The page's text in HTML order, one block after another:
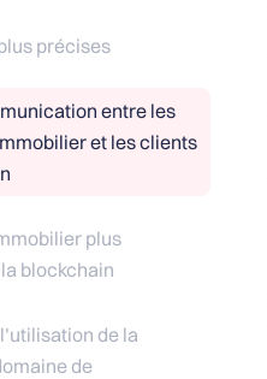
précises
entre les
et les clients
plus
blockchain
de la
de